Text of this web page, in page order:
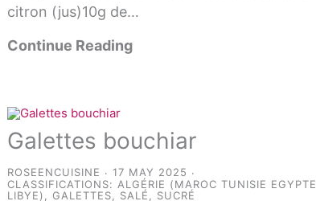
citron (jus)10g de…
Continue Reading
Galettes bouchiar
ROSEENCUISINE
17 MAY 2025
CLASSIFICATIONS:ALGÉRIE (MAROC TUNISIE EGYPTE
LIBYE),GALETTES, SALÉ, SUCRÉ